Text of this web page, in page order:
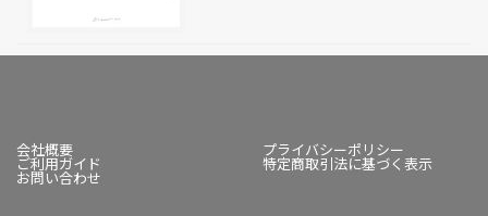
会社概要 プライバシーポリシー
ご利用ガイド 特定商取引法に基づく表示
お問い合わせ